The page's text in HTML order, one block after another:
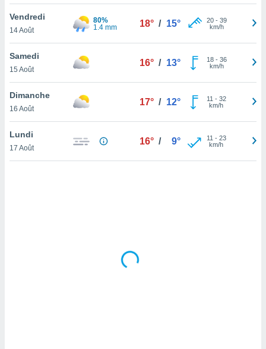
votre
à
en
le
Vendredi
14 Août
80%
1.4 mm
18° / 15° 20- 39
km/h
Samedi
15 Août
16° / 13° 18- 36
km/h
Dimanche
16 Août
17° / 12° 11 - 32
km/h
Lundi
17 Août
16° / 9° 11 - 23
km/h